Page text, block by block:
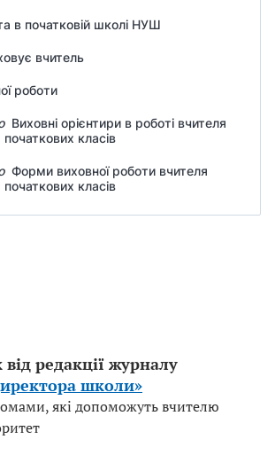
в початковій школі НУШ
вчитель
роботи
Виховні орієнтири в роботі вчителя
початкових класів
Форми виховної роботи вчителя
початкових класів
редакції журналу
школи»
які допоможуть вчителю